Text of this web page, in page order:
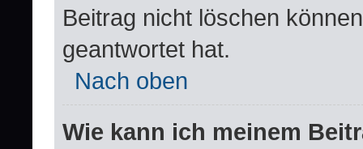
Beitrag nicht löschen
geantwortet hat.
Nach oben
Wie kann ich meinem